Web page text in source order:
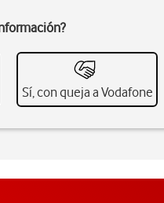
Sí, con queja a Vodafone